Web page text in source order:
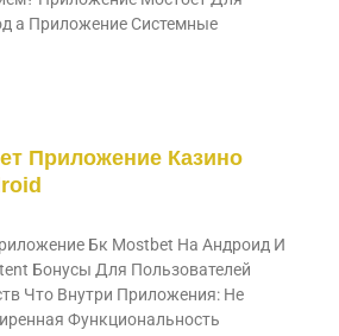
а Приложение Системные
Приложение Казино
Бк Mostbet На Андроид И
Бонусы Для Пользователей
Что Внутри Приложения: Не
Функциональность